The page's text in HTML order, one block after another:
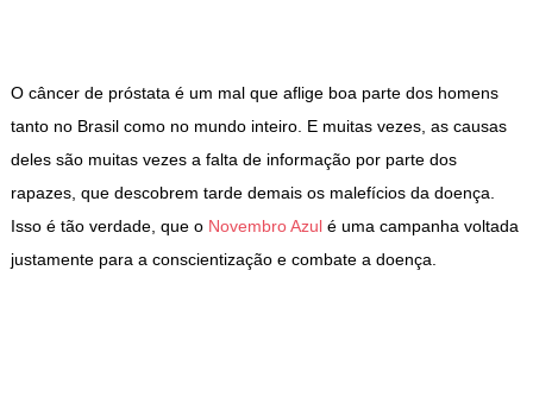
O câncer de próstata é um mal que aflige boa parte dos homens
tanto no Brasil como no mundo inteiro. E muitas vezes, as causas
deles são muitas vezes a falta de informação por parte dos
rapazes, que descobrem tarde demais os malefícios da doença.
Isso é tão verdade, que o Novembro Azulé uma campanha voltada
justamente para a conscientização e combate a doença.